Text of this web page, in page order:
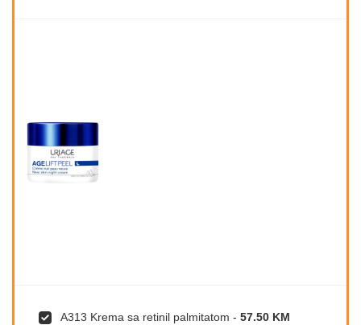
A313 Krema sa retinil palmitatom - 57.50 KM